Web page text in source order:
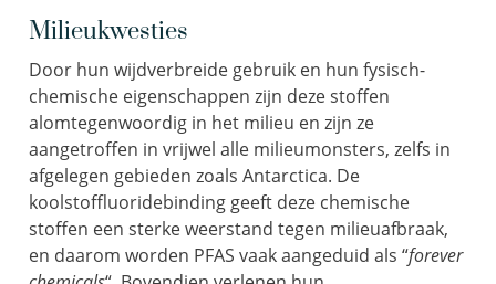
Milieukwesties
Door hun wijdverbreide gebruik en hun fysisch-
chemische eigenschappen zijn deze stoffen
alomtegenwoordig in het milieu en zijn ze
aangetroffen in vrijwel alle milieumonsters, zelfs in
afgelegen gebieden zoals Antarctica. De
koolstoffluoridebinding geeft deze chemische
stoffen een sterke weerstand tegen milieuafbraak,
en daarom worden PFAS vaak aangeduid als “forever